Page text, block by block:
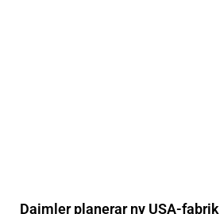
Daimler planerar ny USA-fabrik